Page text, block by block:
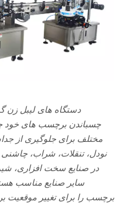
دستگاه های لیبل زن
چسباندن برچسب های
مختلف برای جلوگیری از
نودل، تنقلات، شراب،
در صنایع سخت افزاری،
سایر صنایع مناسب
برچسب را برای تغییر موقعیت